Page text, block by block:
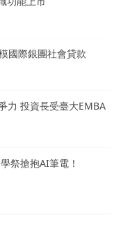
國際銀團社會貸款
力 投資長受臺大EMBA
祭搶抱AI筆電！